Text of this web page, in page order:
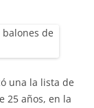
una la lista de
25 años, en la